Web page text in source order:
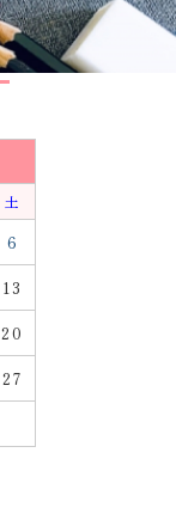
土
6
13
20
27